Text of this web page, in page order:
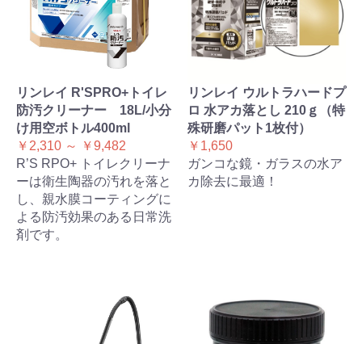
リンレイ R'SPRO+トイレ
防汚クリーナー 18L/小分
け用空ボトル400ml
￥2,310 ～ ￥9,482
R’S RPO+ トイレクリーナ
ーは衛生陶器の汚れを落と
し、親水膜コーティングに
よる防汚効果のある日常洗
剤です。
リンレイ ウルトラハードプ
ロ 水アカ落とし 210ｇ（特
殊研磨パット1枚付）
￥1,650
ガンコな鏡・ガラスの水ア
カ除去に最適！